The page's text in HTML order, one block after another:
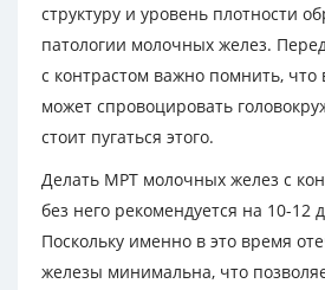
структуру и уровень плотности
патологии молочных желез.
с контрастом важно помнить, что
может спровоцировать
стоит пугаться этого.
Делать МРТ молочных желез с
без него рекомендуется на 10-12
Поскольку именно в это время
железы минимальна, что